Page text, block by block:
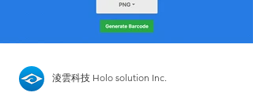
淩雲科技 Holo solution Inc.